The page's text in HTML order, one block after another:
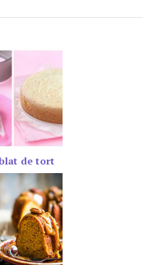
de tort